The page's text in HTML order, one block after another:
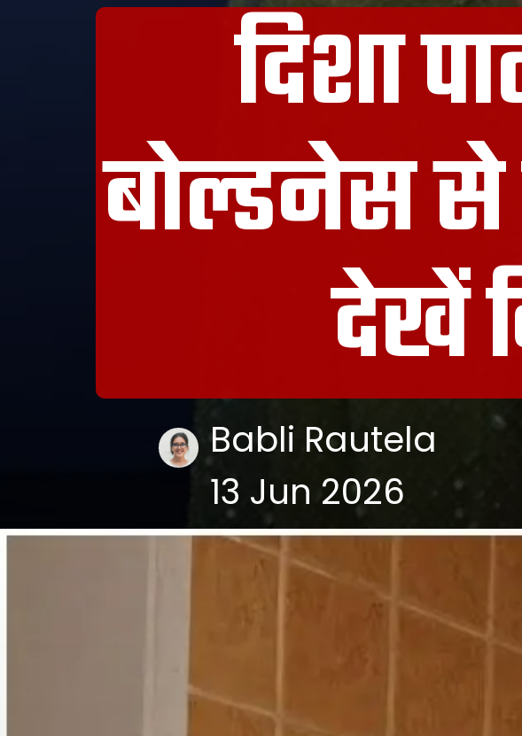
दिशा
बोल्डनेस से
देखें
Babli Rautela
13 Jun 2026